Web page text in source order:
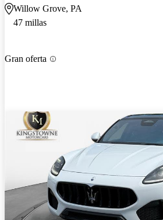
Willow Grove, PA
47 millas
Gran oferta